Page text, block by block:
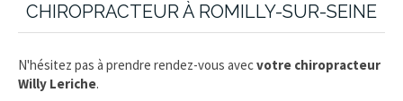
CHIROPRACTEUR À ROMILLY-SUR-SEINE
N'hésitez pas à prendre rendez-vous avecvotre chiropracteur
Willy Leriche.